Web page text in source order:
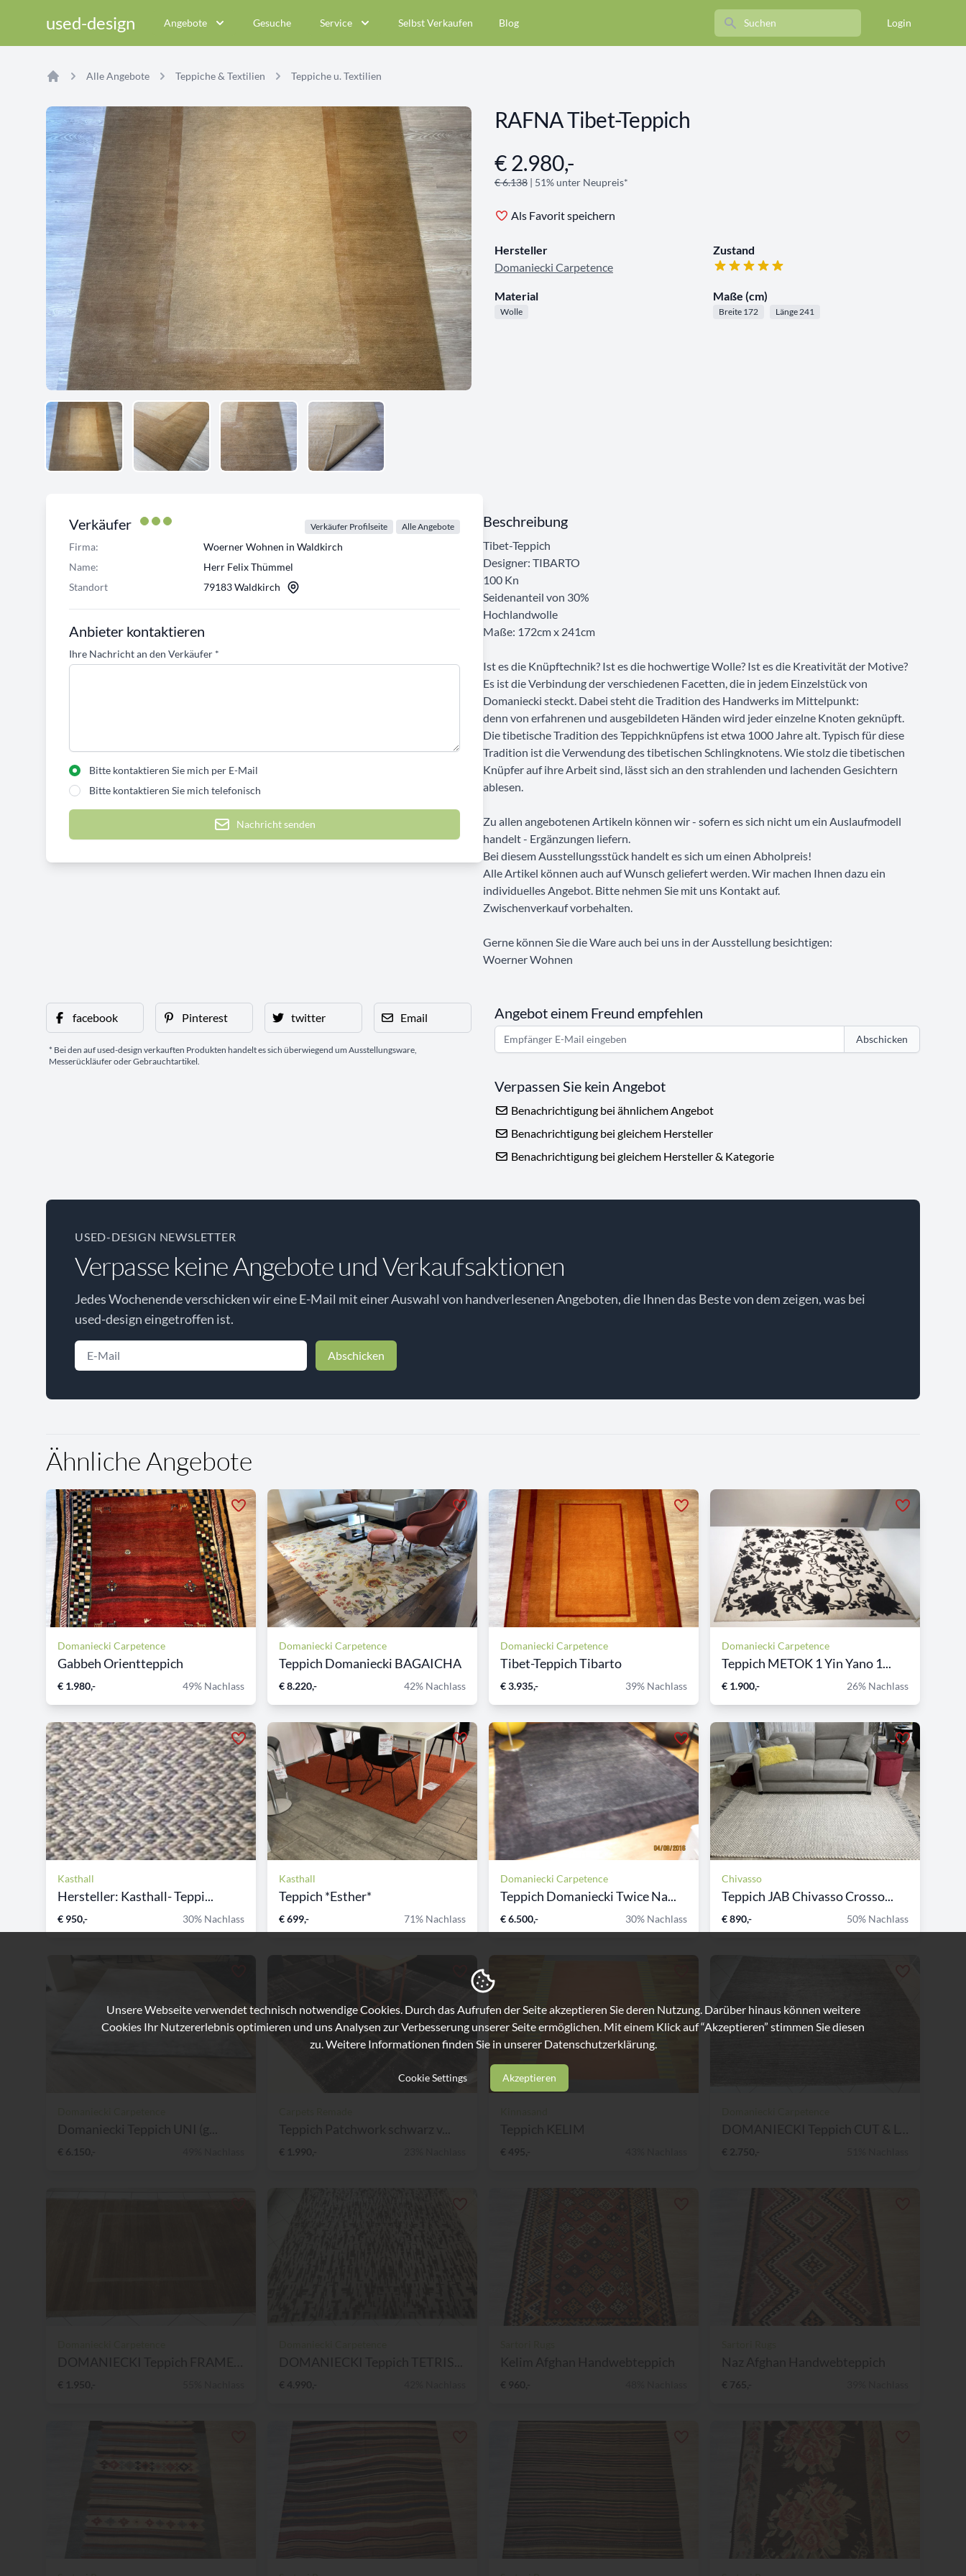
used-design Angebote Gesuche Service Selbst Verkaufen Blog Search Login
Alle Angebote Teppiche & Textilien Teppiche u. Textilien
RAFNA Tibet-Teppich
Angebotsinformationen
€ 2.980,-
€ 6.138 | 51% unter Neupreis*
Als Favorit speichern
Hersteller
Domaniecki Carpetence
Zustand
Material
Wolle
Maße (cm)
Breite 172 Länge 241
Verkäufer Verkäufer Profilseite Alle Angebote
Firma:
Woerner Wohnen in Waldkirch
Name:
Herr Felix Thümmel
Standort
79183 Waldkirch
Anbieter kontaktieren
Ihre Nachricht an den Verkäufer *
Bitte kontaktieren Sie mich per E-Mail
Bitte kontaktieren Sie mich telefonisch
Nachricht senden
Beschreibung
Tibet-Teppich
Designer: TIBARTO
100 Kn
Seidenanteil von 30%
Hochlandwolle
Maße: 172cm x 241cm
Ist es die Knüpftechnik? Ist es die hochwertige Wolle? Ist es die Kreativität der Motive?
Es ist die Verbindung der verschiedenen Facetten, die in jedem Einzelstück von
Domaniecki steckt. Dabei steht die Tradition des Handwerks im Mittelpunkt:
denn von erfahrenen und ausgebildeten Händen wird jeder einzelne Knoten geknüpft.
Die tibetische Tradition des Teppichknüpfens ist etwa 1000 Jahre alt. Typisch für diese
Tradition ist die Verwendung des tibetischen Schlingknotens. Wie stolz die tibetischen
Knüpfer auf ihre Arbeit sind, lässt sich an den strahlenden und lachenden Gesichtern
ablesen.
Zu allen angebotenen Artikeln können wir - sofern es sich nicht um ein Auslaufmodell
handelt - Ergänzungen liefern.
Bei diesem Ausstellungsstück handelt es sich um einen Abholpreis!
Alle Artikel können auch auf Wunsch geliefert werden. Wir machen Ihnen dazu ein
individuelles Angebot. Bitte nehmen Sie mit uns Kontakt auf.
Zwischenverkauf vorbehalten.
Gerne können Sie die Ware auch bei uns in der Ausstellung besichtigen:
Woerner Wohnen
facebook Pinterest twitter Email
* Bei den auf used-design verkauften Produkten handelt es sich überwiegend um Ausstellungsware,
Messerückläufer oder Gebrauchtartikel.
Angebot einem Freund empfehlen
Abschicken
Verpassen Sie kein Angebot
Benachrichtigung bei ähnlichem Angebot
Benachrichtigung bei gleichem Hersteller
Benachrichtigung bei gleichem Hersteller & Kategorie
USED-DESIGN NEWSLETTER
Verpasse keine Angebote und Verkaufsaktionen
Jedes Wochenende verschicken wir eine E-Mail mit einer Auswahl von handverlesenen Angeboten, die Ihnen das Beste von dem zeigen, was bei
used-design eingetroffen ist.
Abschicken
Ähnliche Angebote
Domaniecki Carpetence
Gabbeh Orientteppich
€ 1.980,- 49% Nachlass
Domaniecki Carpetence
Teppich Domaniecki BAGAICHA
€ 8.220,- 42% Nachlass
Domaniecki Carpetence
Tibet-Teppich Tibarto
€ 3.935,- 39% Nachlass
Domaniecki Carpetence
Teppich METOK 1 Yin Yano 1...
€ 1.900,- 26% Nachlass
Kasthall
Hersteller: Kasthall- Teppi...
€ 950,- 30% Nachlass
Kasthall
Teppich *Esther*
€ 699,- 71% Nachlass
Domaniecki Carpetence
Teppich Domaniecki Twice Na...
€ 6.500,- 30% Nachlass
Chivasso
Teppich JAB Chivasso Crosso...
€ 890,- 50% Nachlass
Unsere Webseite verwendet technisch notwendige Cookies. Durch das Aufrufen der Seite akzeptieren Sie deren Nutzung. Darüber hinaus können weitere
Cookies Ihr Nutzererlebnis optimieren und uns Analysen zur Verbesserung unserer Seite ermöglichen. Mit einem Klick auf “Akzeptieren” stimmen Sie diesen
zu. Weitere Informationen finden Sie in unserer Datenschutzerklärung.
Cookie Settings Akzeptieren